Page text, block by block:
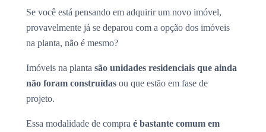
Se você está pensando em adquirir um novo imóvel,
provavelmente já se deparou com a opção dos imóveis
na planta, não é mesmo?
Imóveis na planta são unidades residenciais que ainda
não foram construídas ou que estão em fase de
projeto.
Essa modalidade de compra é bastante comum em